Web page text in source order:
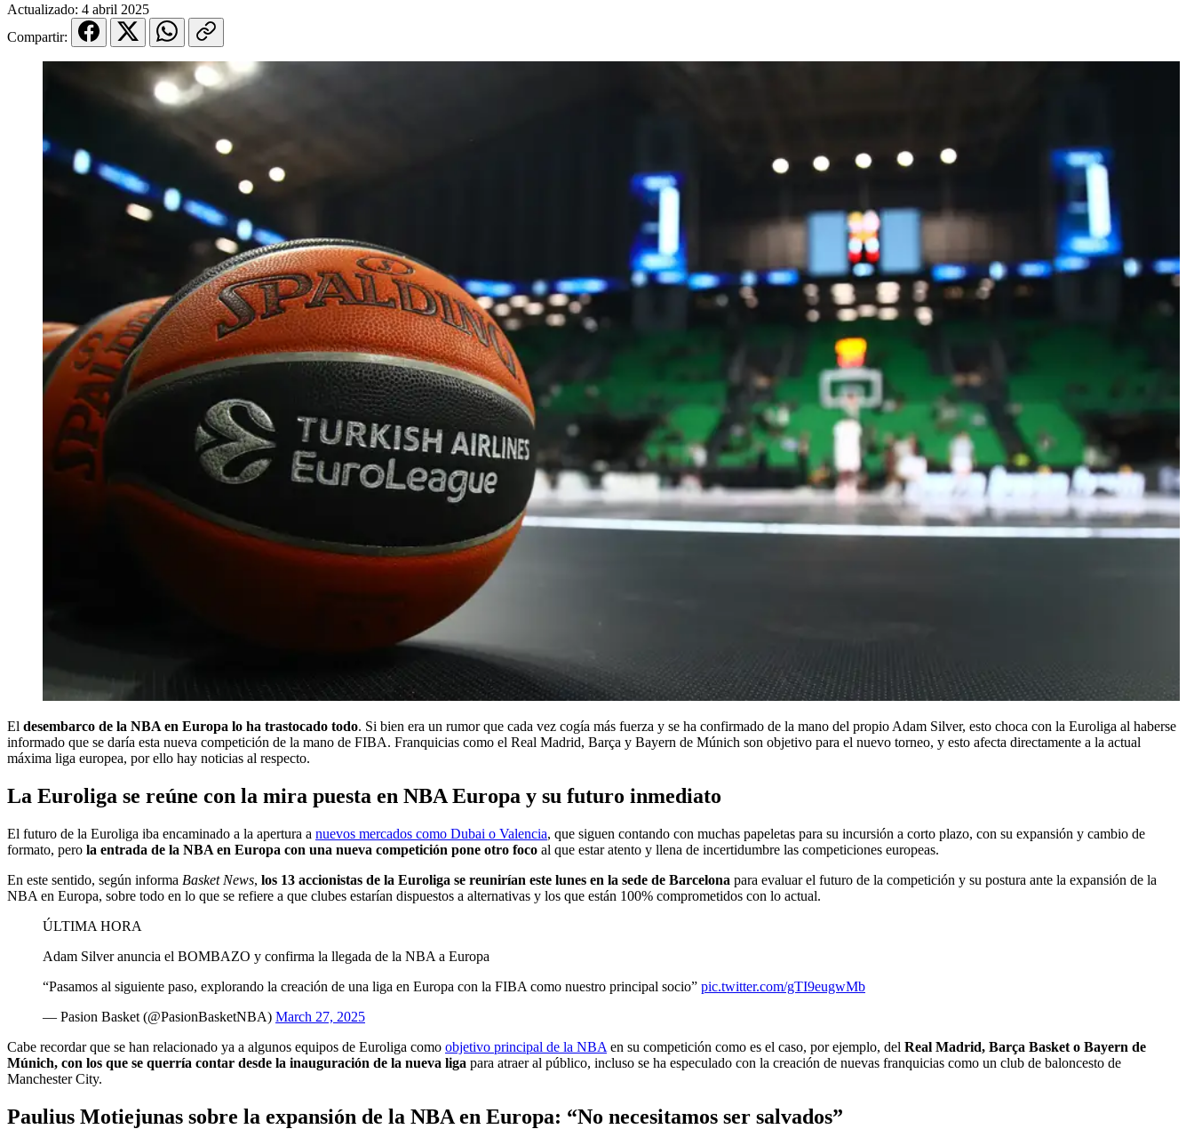
Actualizado: 4 abril 2025
Compartir:
El desembarco de la NBA en Europa lo ha trastocado todo. Si bien era un rumor que cada vez cogía más fuerza y se ha confirmado de la mano del propio Adam Silver, esto choca con la Euroliga al haberse
informado que se daría esta nueva competición de la mano de FIBA. Franquicias como el Real Madrid, Barça y Bayern de Múnich son objetivo para el nuevo torneo, y esto afecta directamente a la actual
máxima liga europea, por ello hay noticias al respecto.
La Euroliga se reúne con la mira puesta en NBA Europa y su futuro inmediato
El futuro de la Euroliga iba encaminado a la apertura a nuevos mercados como Dubai o Valencia, que siguen contando con muchas papeletas para su incursión a corto plazo, con su expansión y cambio de
formato, pero la entrada de la NBA en Europa con una nueva competición pone otro foco al que estar atento y llena de incertidumbre las competiciones europeas.
En este sentido, según informa Basket News, los 13 accionistas de la Euroliga se reunirían este lunes en la sede de Barcelona para evaluar el futuro de la competición y su postura ante la expansión de la
NBA en Europa, sobre todo en lo que se refiere a que clubes estarían dispuestos a alternativas y los que están 100% comprometidos con lo actual.
ÚLTIMA HORA
Adam Silver anuncia el BOMBAZO y confirma la llegada de la NBA a Europa
“Pasamos al siguiente paso, explorando la creación de una liga en Europa con la FIBA como nuestro principal socio” pic.twitter.com/gTI9eugwMb
— Pasion Basket (@PasionBasketNBA) March 27, 2025
Cabe recordar que se han relacionado ya a algunos equipos de Euroliga como objetivo principal de la NBA en su competición como es el caso, por ejemplo, del Real Madrid, Barça Basket o Bayern de
Múnich, con los que se querría contar desde la inauguración de la nueva liga para atraer al público, incluso se ha especulado con la creación de nuevas franquicias como un club de baloncesto de
Manchester City.
Paulius Motiejunas sobre la expansión de la NBA en Europa: “No necesitamos ser salvados”